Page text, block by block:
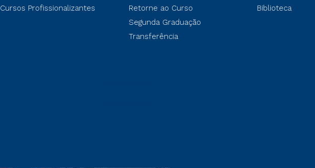
Cursos Profissionalizantes
Retorne ao Curso
Segunda Graduação
Transferência
Biblioteca